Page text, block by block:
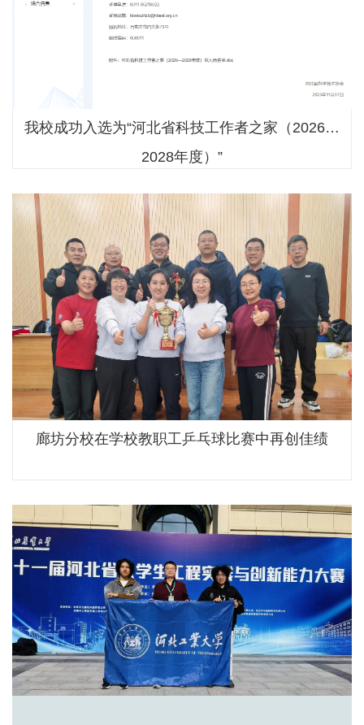
我校成功入选为“河北省科技工作者之家（2026—
2028年度）”
廊坊分校在学校教职工乒乓球比赛中再创佳绩